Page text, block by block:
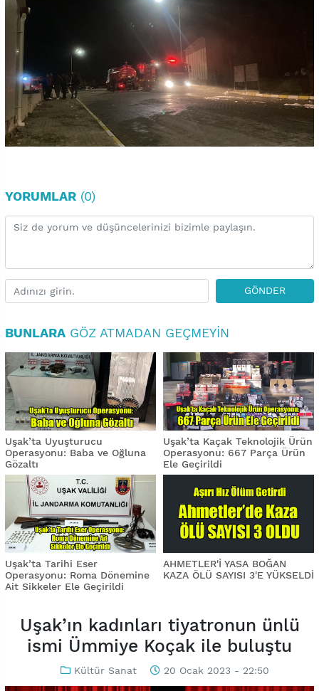
YORUMLAR (0)
GÖNDER
BUNLARA GÖZ ATMADAN GEÇMEYIN
Uşak’ta Uyuşturucu
Operasyonu: Baba ve Oğluna
Gözaltı
Uşak’ta Kaçak Teknolojik Ürün
Operasyonu: 667 Parça Ürün
Ele Geçirildi
Uşak’ta Tarihi Eser
Operasyonu: Roma Dönemine
Ait Sikkeler Ele Geçirildi
AHMETLER'İ YASA BOĞAN
KAZA ÖLÜ SAYISI 3'E YÜKSELDİ
Uşak’ın kadınları tiyatronun ünlü
ismi Ümmiye Koçak ile buluştu
Kültür Sanat 20 Ocak 2023 - 22:50